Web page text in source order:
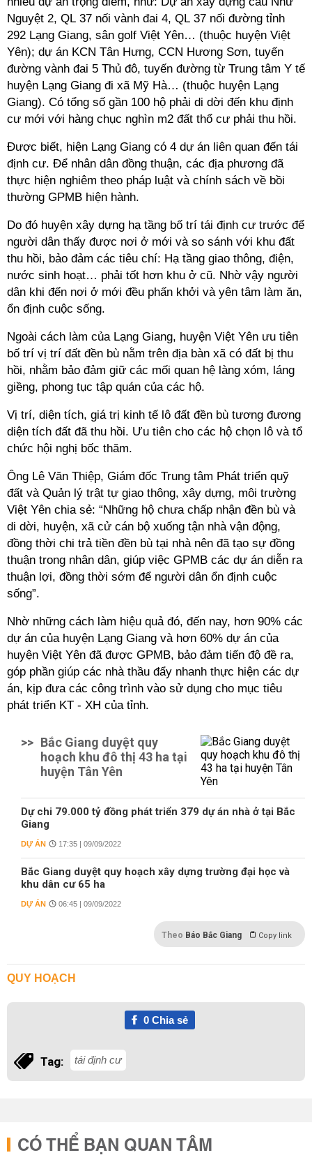
Nguyệt 2, QL 37 nối vành đai 4, QL 37 nối đường tỉnh
292 Lạng Giang, sân golf Việt Yên… (thuộc huyện Việt
Yên); dự án KCN Tân Hưng, CCN Hương Sơn, tuyến
đường vành đai 5 Thủ đô, tuyến đường từ Trung tâm Y tế
huyện Lạng Giang đi xã Mỹ Hà… (thuộc huyện Lạng
Giang). Có tổng số gần 100 hộ phải di dời đến khu định
cư mới với hàng chục nghìn m2 đất thổ cư phải thu hồi.
Được biết, hiện Lạng Giang có 4 dự án liên quan đến tái
định cư. Để nhân dân đồng thuận, các địa phương đã
thực hiện nghiêm theo pháp luật và chính sách về bồi
thường GPMB hiện hành.
Do đó huyện xây dựng hạ tầng bố trí tái định cư trước để
người dân thấy được nơi ở mới và so sánh với khu đất
thu hồi, bảo đảm các tiêu chí: Hạ tầng giao thông, điện,
nước sinh hoạt… phải tốt hơn khu ở cũ. Nhờ vậy người
dân khi đến nơi ở mới đều phấn khởi và yên tâm làm ăn,
ổn định cuộc sống.
Ngoài cách làm của Lạng Giang, huyện Việt Yên ưu tiên
bố trí vị trí đất đền bù nằm trên địa bàn xã có đất bị thu
hồi, nhằm bảo đảm giữ các mối quan hệ làng xóm, láng
giềng, phong tục tập quán của các hộ.
Vị trí, diện tích, giá trị kinh tế lô đất đền bù tương đương
diện tích đất đã thu hồi. Ưu tiên cho các hộ chọn lô và tổ
chức hội nghị bốc thăm.
Ông Lê Văn Thiệp, Giám đốc Trung tâm Phát triển quỹ
đất và Quản lý trật tự giao thông, xây dựng, môi trường
Việt Yên chia sẻ: “Những hộ chưa chấp nhận đền bù và
di dời, huyện, xã cử cán bộ xuống tận nhà vận động,
đồng thời chi trả tiền đền bù tại nhà nên đã tạo sự đồng
thuận trong nhân dân, giúp việc GPMB các dự án diễn ra
thuận lợi, đồng thời sớm để người dân ổn định cuộc
sống”.
Nhờ những cách làm hiệu quả đó, đến nay, hơn 90% các
dự án của huyện Lạng Giang và hơn 60% dự án của
huyện Việt Yên đã được GPMB, bảo đảm tiến độ đề ra,
góp phần giúp các nhà thầu đẩy nhanh thực hiện các dự
án, kịp đưa các công trình vào sử dụng cho mục tiêu
phát triển KT - XH của tỉnh.
>> Bắc Giang duyệt quy
hoạch khu đô thị 43 ha tại
huyện Tân Yên
Dự chi 79.000 tỷ đồng phát triển 379 dự án nhà ở tại Bắc
Giang
DỰ ÁN 17:35 | 09/09/2022
Bắc Giang duyệt quy hoạch xây dựng trường đại học và
khu dân cư 65 ha
DỰ ÁN 06:45 | 09/09/2022
Theo Báo Bắc Giang Copy link
QUY HOẠCH
0Chia sẻ
Tag: tái định cư
CÓ THỂ BẠN QUAN TÂM